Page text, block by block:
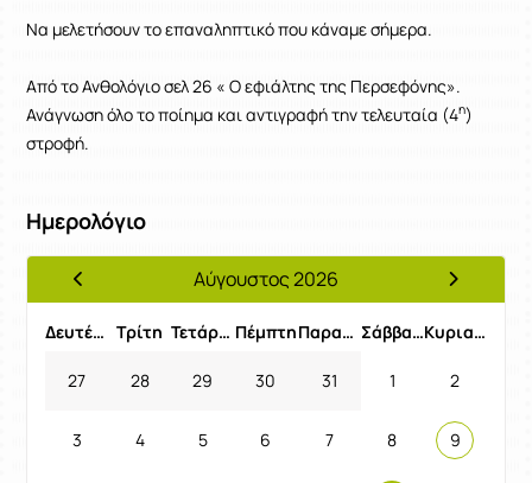
Να μελετήσουν το επαναληπτικό που κάναμε σήμερα.
Από το Ανθολόγιο σελ 26 « Ο εφιάλτης της Περσεφόνης».
Ανάγνωση όλο το ποίημα και αντιγραφή την τελευταία (4η)
στροφή.
Ημερολόγιο
Προηγούμενος ΜήναςΑύγουστος 2026
Επόμενος
Δευτέρα Τρίτη Τετάρτη Πέμπτη Παρασκευή Σάββατο Κυριακή
27 28 29 30 31 1 2
3 4 5 6 7 8 9